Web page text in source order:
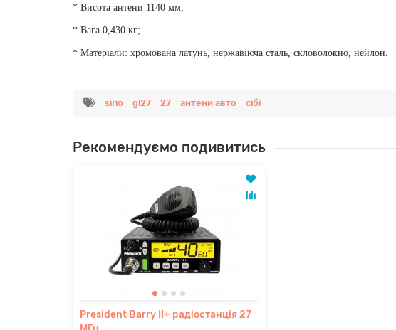
* Висота антени 1140 мм;
* Вага 0,430 кг;
* Матеріали: хромована латунь, нержавіюча сталь, скловолокно, нейлон.
sirio gl27 27 антени авто сібі
Рекомендуємо подивитись
President Barry II+ радіостанція 27